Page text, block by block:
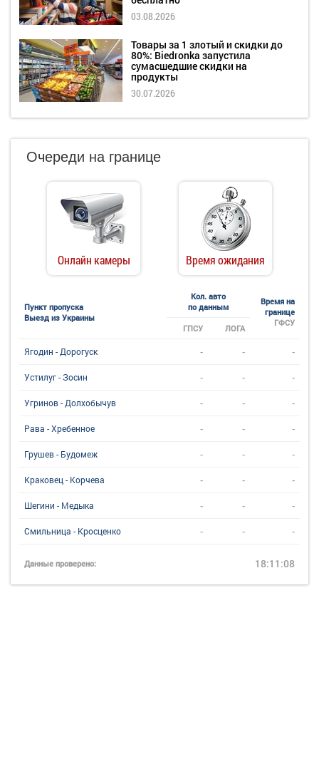
03.08.2026
Товары за 1 злотый и скидки до
80%: Biedronka запустила
сумасшедшие скидки на
продукты
30.07.2026
Очереди на границе
Онлайн камеры Время ожидания
Пункт пропуска
Выезд из Украины
Кол. авто
по данным
Время на
границе
ГФСУ
ГПСУ ЛОГА
Ягодин - Дорогуск - - -
Устилуг - Зосин - - -
Угринов - Долхобычув - - -
Рава - Хребенное - - -
Грушев - Будомеж - - -
Краковец - Корчева - - -
Шегини - Медыка - - -
Смильница - Кросценко - - -
Данные проверено: 18:11:08